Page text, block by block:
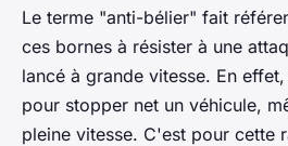
Le terme "anti-bélier" fait
ces bornes à résister à une
lancé à grande vitesse. En
pour stopper net un véhicule,
pleine vitesse. C'est pour cette